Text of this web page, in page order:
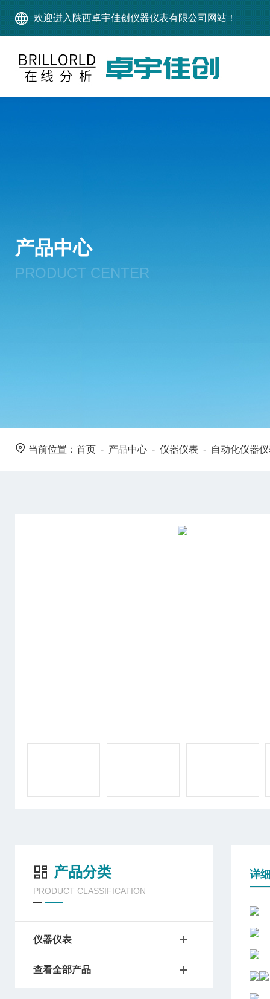
欢迎进入陕西卓宇佳创仪器仪表有限公司网站！
产品中心
PRODUCT CENTER
当前位置： 首页 - 产品中心 - 仪器仪表 - 自动化仪器
产品分类
PRODUCT CLASSIFICATION
仪器仪表
查看全部产品
详